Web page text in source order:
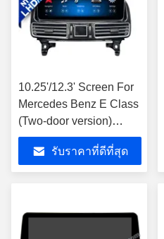
10.25'/12.3' Screen For
Mercedes Benz E Class
(Two-door version)
C207 A207 E180 E200
E260 E300 E320 E350
E400 E500 E550
มัลติมีเดีย เพลย์
รับราคาที่ดีที่สุด